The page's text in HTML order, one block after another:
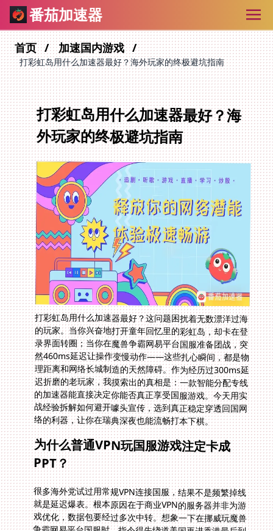
番茄加速器
首页 加速国内游戏
打彩虹岛用什么加速器最好？海外玩家的终极避坑指南
打彩虹岛用什么加速器最好？海
外玩家的终极避坑指南
打彩虹岛用什么加速器最好？这问题困扰着无数漂洋过海
的玩家。当你兴奋地打开童年回忆里的彩虹岛，却卡在登
录界面转圈；当你在魔兽争霸网易平台国服准备团战，突
然460ms延迟让操作变慢动作——这些扎心瞬间，都是物
理距离和网络长城制造的天然障碍。作为经历过300ms延
迟折磨的老玩家，我摸索出的真相是：一款智能分配专线
的加速器能直接决定你能否真正享受国服游戏。今天用实
战经验拆解如何避开噱头宣传，选到真正稳定穿透回国网
络的利器，让你在瑞典深夜也能流畅打本下棋。
为什么普通VPN玩国服游戏注定卡成
PPT？
很多海外党试过用常规VPN连接国服，结果不是频繁掉线
就是延迟爆表。根本原因在于商业VPN的服务器并非为游
戏优化，数据包要经过多次中转。想象一下在挪威玩魔兽
争霸网易平台国服时，指令得先绕道美国再进香港最后到
上海——这种折返跑让实时操作变成不可能任务。更别提
高峰期流量拥堵时，连基础的网页版少儿围棋教学合集视